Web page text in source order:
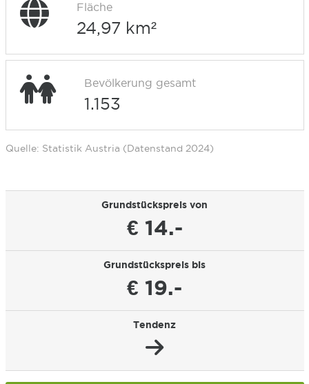
Fläche
24,97 km²
Bevölkerung gesamt
1.153
Quelle: Statistik Austria (Datenstand 2024)
Grundstückspreis von
€ 14.-
Grundstückspreis bis
€ 19.-
Tendenz